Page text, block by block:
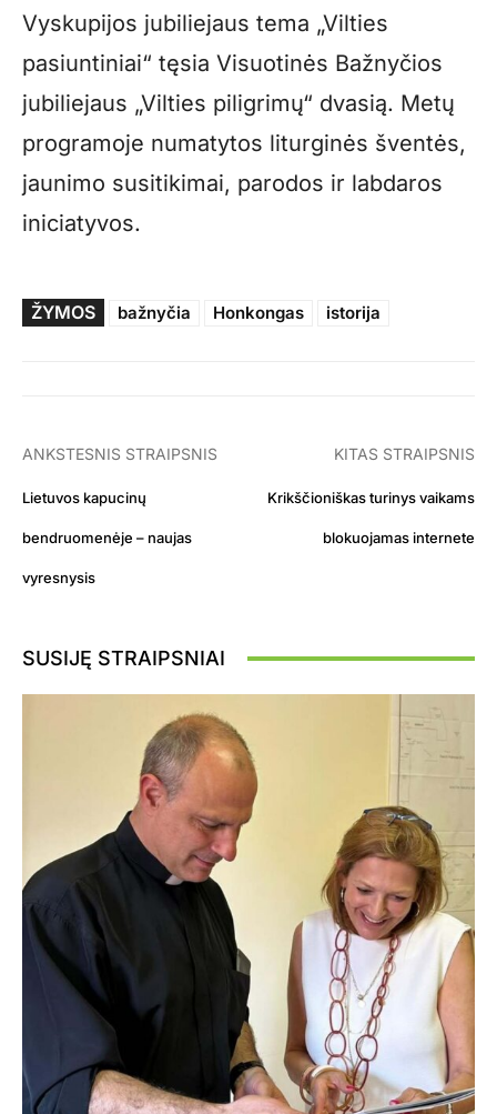
Vyskupijos jubiliejaus tema „Vilties
pasiuntiniai“ tęsia Visuotinės Bažnyčios
jubiliejaus „Vilties piligrimų“ dvasią. Metų
programoje numatytos liturginės šventės,
jaunimo susitikimai, parodos ir labdaros
iniciatyvos.
ŽYMOS bažnyčia Honkongas istorija
ANKSTESNIS STRAIPSNIS
Lietuvos kapucinų
bendruomenėje – naujas
vyresnysis
KITAS STRAIPSNIS
Krikščioniškas turinys vaikams
blokuojamas internete
SUSIJĘ STRAIPSNIAI